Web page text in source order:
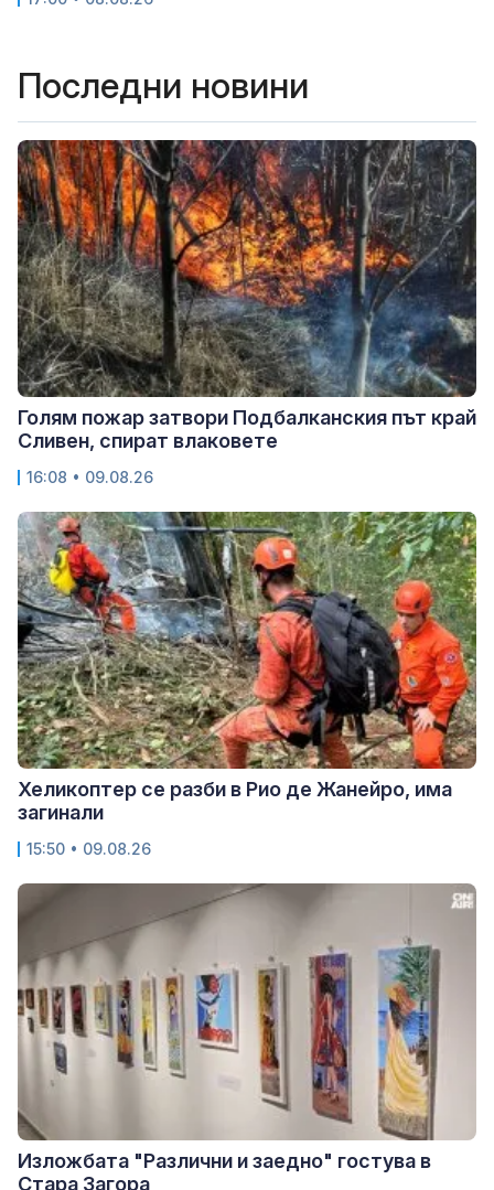
Последни новини
Голям пожар затвори Подбалканския път край
Сливен, спират влаковете
16:08 • 09.08.26
Хеликоптер се разби в Рио де Жанейро, има
загинали
15:50 • 09.08.26
Изложбата "Различни и заедно" гостува в
Стара Загора